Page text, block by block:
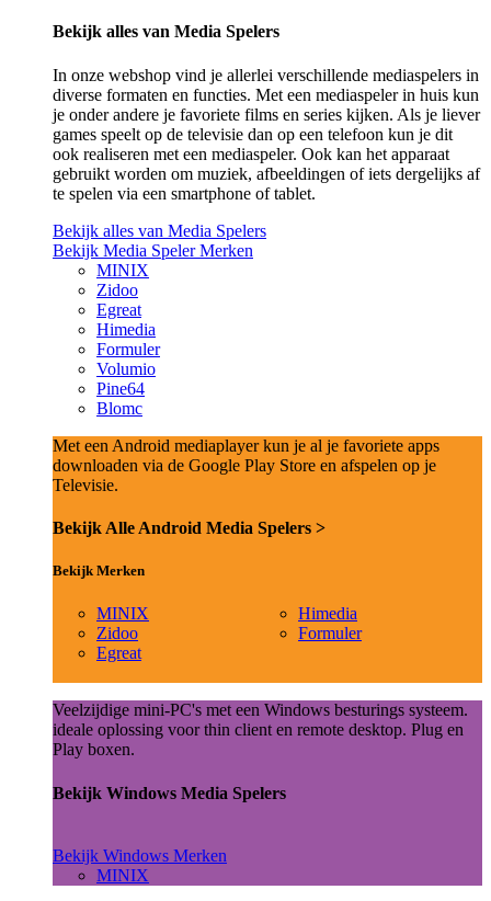
Bekijk alles van Media Spelers
In onze webshop vind je allerlei verschillende mediaspelers in
diverse formaten en functies. Met een mediaspeler in huis kun
je onder andere je favoriete films en series kijken. Als je liever
games speelt op de televisie dan op een telefoon kun je dit
ook realiseren met een mediaspeler. Ook kan het apparaat
gebruikt worden om muziek, afbeeldingen of iets dergelijks af
te spelen via een smartphone of tablet.
Bekijk alles van Media Spelers
Bekijk Media Speler Merken
MINIX
Zidoo
Egreat
Himedia
Formuler
Volumio
Pine64
Blomc
Met een Android mediaplayer kun je al je favoriete apps
downloaden via de Google Play Store en afspelen op je
Televisie.
Bekijk Alle Android Media Spelers >
Bekijk Merken
MINIX
Zidoo
Egreat
Himedia
Formuler
Veelzijdige mini-PC's met een Windows besturings systeem.
ideale oplossing voor thin client en remote desktop. Plug en
Play boxen.
Bekijk Windows Media Spelers
Bekijk Windows Merken
MINIX